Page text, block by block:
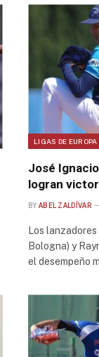
LIGAS DE EUROPA
José
logran
BY ABEL ZALDÍVAR
Los
Bologna) y
el desempeño